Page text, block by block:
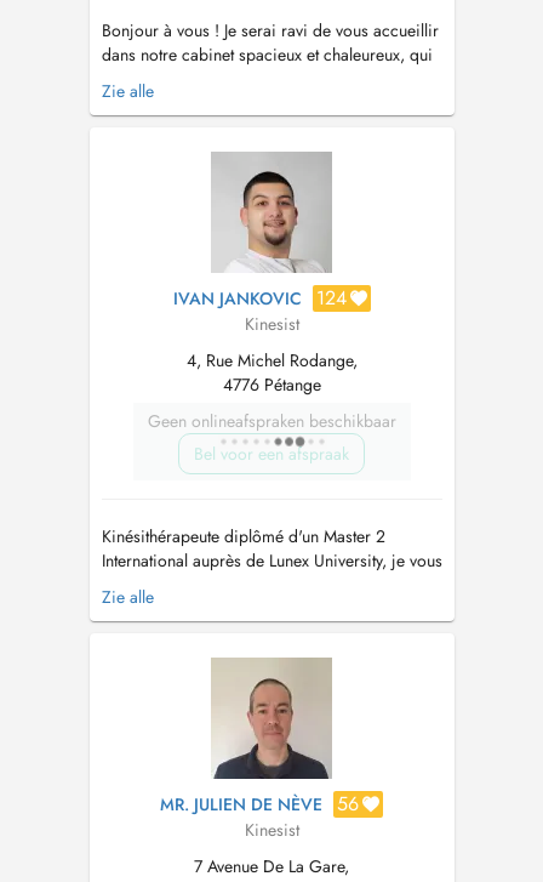
Bonjour à vous ! Je serai ravi de vous accueillir
dans notre cabinet spacieux et chaleureux, qui
dispose des équipements nécessaires à la
prise en charge de votre pathologie. Si jamais
créneau ou si vous souhaitez échanger avec
moi pour plus d'info...
Zie alle
IVAN JANKOVIC 124
Kinesist
4, Rue Michel Rodange,
4776 Pétange
Geen onlineafspraken beschikbaar
Bel voor een afspraak
Kinésithérapeute diplômé d'un Master 2
International auprès de Lunex University, je vous
accueille avec enthousiasme au 4 rue Michel
Rodange, à Pétange. Je mets tout en œuvre
globale, individualisée et adaptée, basée sur
les données scientifiques les plus ...
Zie alle
MR. JULIEN DE NÈVE 56
Kinesist
7 Avenue De La Gare,